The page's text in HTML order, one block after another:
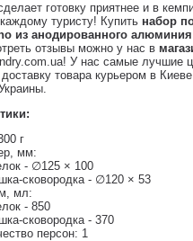
готовку приятнее и в
туристу! Купить набор
из анодированного
отзывы можно у нас в
У нас самые лучшие
товара курьером в
г
мм:
- ∅125 × 100
сковородка - ∅120 × 53
мл:
- 850
сковородка - 370
персон: 1